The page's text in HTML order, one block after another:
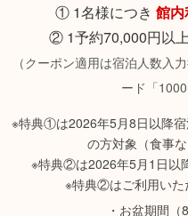
① 1名様につき 館内
② 1予約70,000円以
（クーポン適用は宿泊人数入
ード「
※特典①は2026年5月8日以降
の方対象（食事
※特典②は2026年5月1日以
※特典②はご利用いた
・お盆期間（